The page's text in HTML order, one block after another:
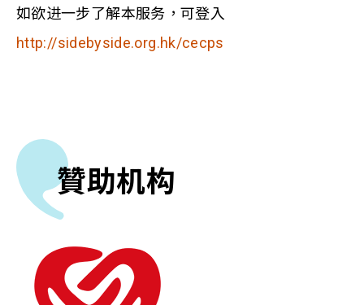
如欲进一步了解本服务，可登入
http://sidebyside.org.hk/cecps
贊助机构